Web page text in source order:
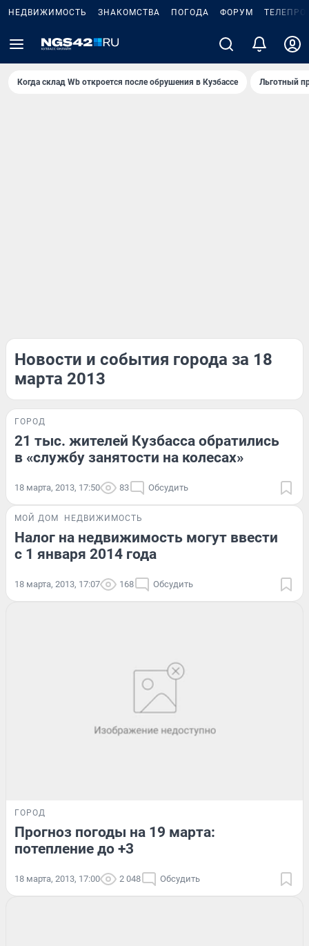
НЕДВИЖИМОСТЬ ЗНАКОМСТВА ПОГОДА ФОРУМ
Когда склад Wb откроется после обрушения в Кузбассе Льготный
Новости и события города за 18
марта 2013
ГОРОД
21 тыс. жителей Кузбасса обратились
в «службу занятости на колесах»
18 марта, 2013, 17:50 83 Обсудить
МОЙ ДОМ НЕДВИЖИМОСТЬ
Налог на недвижимость могут ввести
с 1 января 2014 года
18 марта, 2013, 17:07 168 Обсудить
ГОРОД
Прогноз погоды на 19 марта:
потепление до +3
18 марта, 2013, 17:00 2 048 Обсудить